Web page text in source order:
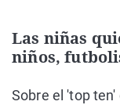
Las niñas
niños,
Sobre el 'top